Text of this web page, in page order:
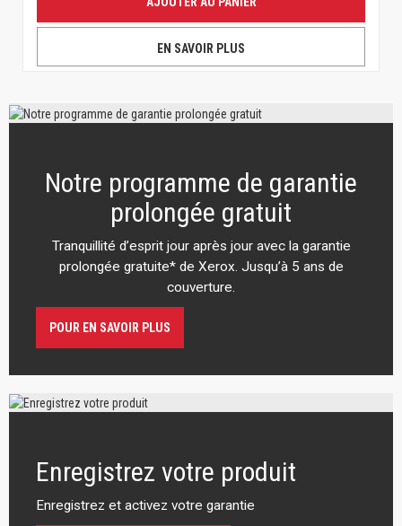
EN SAVOIR PLUS
Notre programme de garantie
prolongée gratuit
Tranquillité d’esprit jour après jour avec la garantie
prolongée gratuite* de Xerox. Jusqu’à 5 ans de
couverture.
POUR EN SAVOIR PLUS
Enregistrez votre produit
Enregistrez et activez votre garantie